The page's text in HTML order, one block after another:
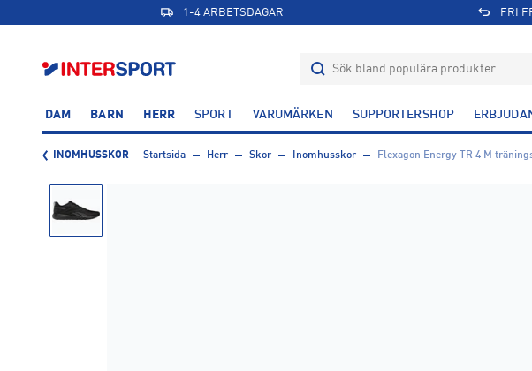
1-4 ARBETSDAGAR FRI
DAM BARN HERR SPORT VARUMÄRKEN SUPPORTERSHOP
INOMHUSSKOR Startsida Herr Skor Inomhusskor Flexagon Energy TR 4 M